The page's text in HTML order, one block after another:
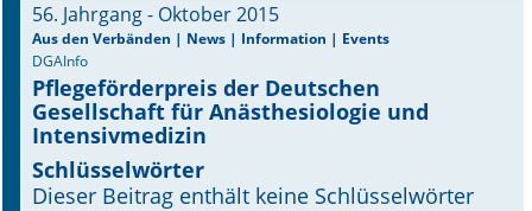
Suche
Aktuelle Ausgabe
Leitlinien
Archiv
56. Jahrgang - Oktober 2015
Aus den Verbänden | News | Information | Events
DGAInfo
Pflegeförderpreis der Deutschen
Gesellschaft für Anästhesiologie und
Intensivmedizin
Schlüsselwörter
Dieser Beitrag enthält keine Schlüsselwörter